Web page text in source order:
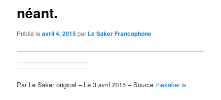
néant.
Publié leavril 4, 2015par Le Saker Francophone
Par Le Saker original – Le 3 avril 2015 – Sourcethesaker.is